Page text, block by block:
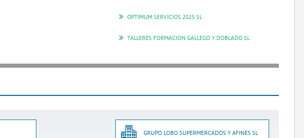
OPTIMUM SERVICIOS 2025 SL
TALLERES FORMACION GALLEGO Y DOBLADO SL
GRUPO LOBO SUPERMERCADOS Y AFINES SL